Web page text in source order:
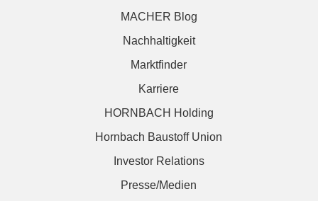
MACHER Blog
Nachhaltigkeit
Marktfinder
Karriere
HORNBACH Holding
Hornbach Baustoff Union
Investor Relations
Presse/Medien